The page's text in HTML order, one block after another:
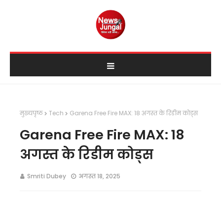
मुख्यपृष्ठ Tech Garena Free Fire MAX: 18 अगस्त के रिडीम कोड्स
Garena Free Fire MAX: 18
अगस्त के रिडीम कोड्स
Smriti Dubey अगस्त 18, 2025